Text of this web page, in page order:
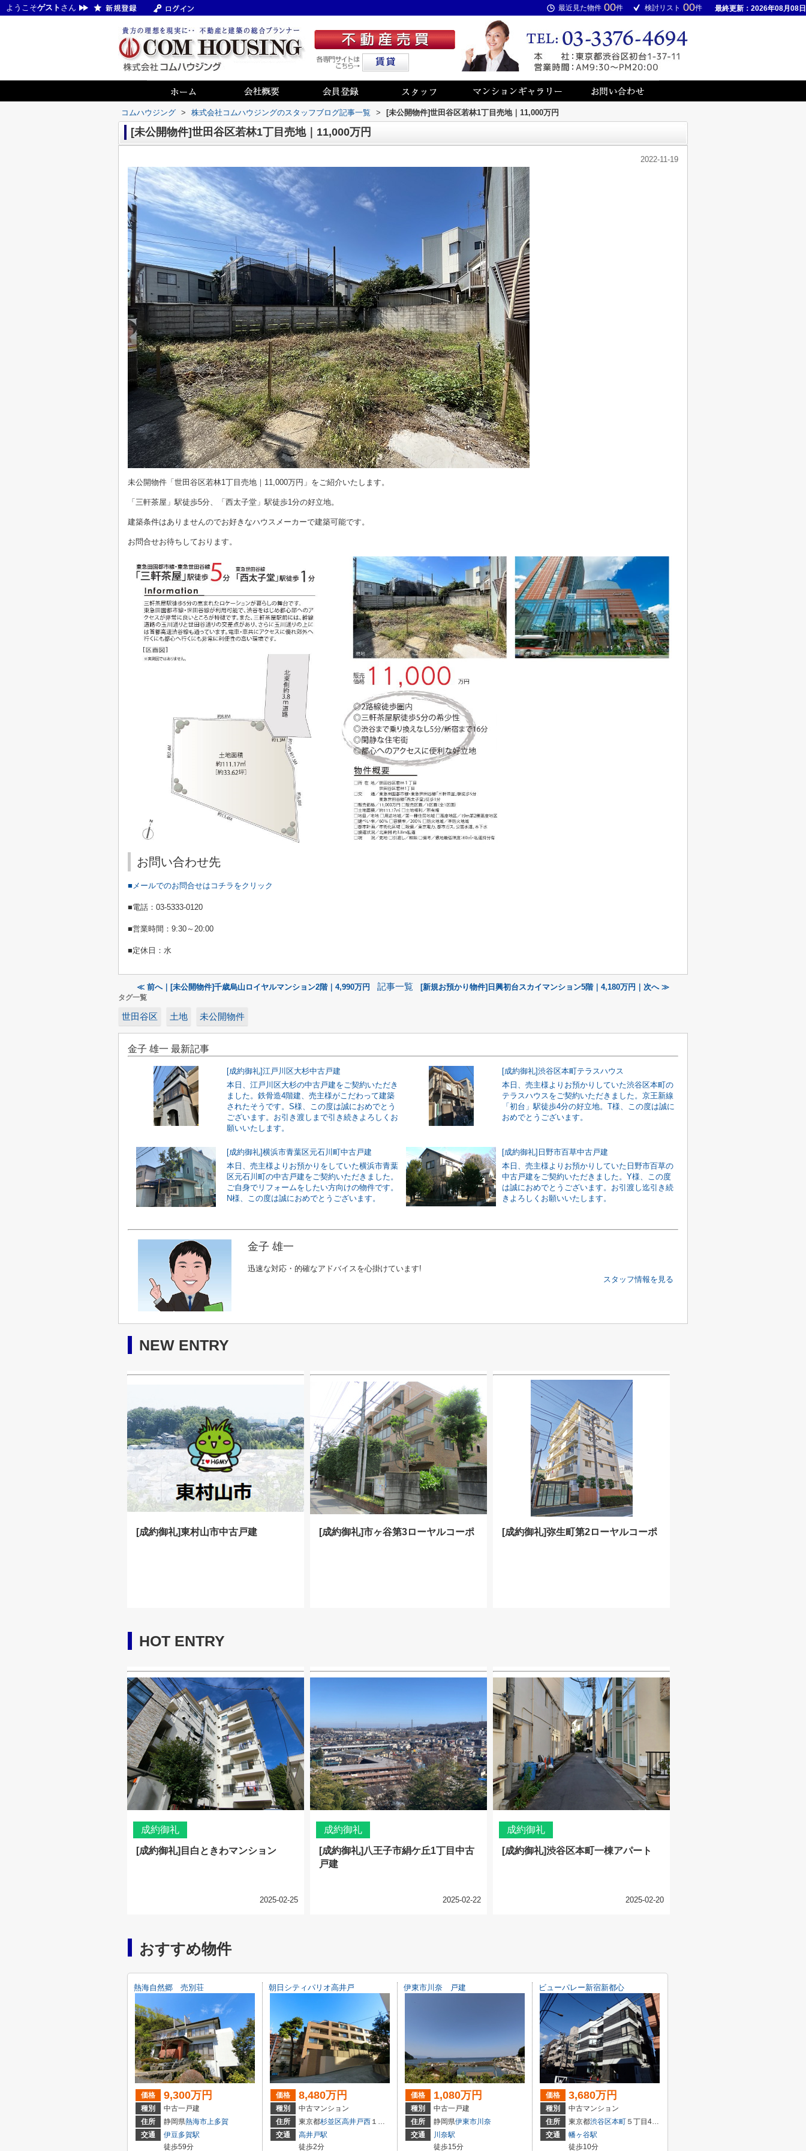
ようこそゲスト さん 最近見た物件 00件 検討リスト 00件 最終更新：2026年08月08日
コムハウジング > 株式会社コムハウジングのスタッフブログ記事一覧 > [未公開物件]世田谷区若林1丁目売地｜11,000万円
[未公開物件]世田谷区若林1丁目売地｜11,000万円
2022-11-19
未公開物件「世田谷区若林1丁目売地｜11,000万円」をご紹介いたします。
「三軒茶屋」駅徒歩5分、「西太子堂」駅徒歩1分の好立地。
建築条件はありませんのでお好きなハウスメーカーで建築可能です。
お問合せお待ちしております。
お問い合わせ先
■メールでのお問合せはコチラをクリック
■電話： 03-5333-0120
■営業時間： 9:30～ 20:00
■定休日：水
≪ 前へ｜[未公開物件]千歳烏山ロイヤルマンション2階｜4,990万円 記事一覧 [新規お預かり物件]日興初台スカイマンション5階｜4,180万円｜次へ ≫
タグ一覧
世田谷区 土地 未公開物件
金子 雄一 最新記事
[成約御礼]江戸川区大杉中古戸建
本日、江戸川区大杉の中古戸建をご契約いただき
ました。鉄骨造4階建、売主様がこだわって建築
されたそうです。S様、この度は誠におめでとう
ございます。お引き渡しまで引き続きよろしくお
願いいたします。
[成約御礼]渋谷区本町テラスハウス
本日、売主様よりお預かりしていた渋谷区本町の
テラスハウスをご契約いただきました。京王新線
「初台」駅徒歩4分の好立地。T様、この度は誠に
おめでとうございます。
[成約御礼]横浜市青葉区元石川町中古戸建
本日、売主様よりお預かりをしていた横浜市青葉
区元石川町の中古戸建をご契約いただきました。
ご自身でリフォームをしたい方向けの物件です。
N様、この度は誠におめでとうございます。
[成約御礼]日野市百草中古戸建
本日、売主様よりお預かりしていた日野市百草の
中古戸建をご契約いただきました。Y様、この度
は誠におめでとうございます。お引渡し迄引き続
きよろしくお願いいたします。
金子 雄一
迅速な対応・的確なアドバイスを心掛けています!
スタッフ情報を見る
NEW ENTRY
[成約御礼]東村山市中古戸建 [成約御礼]市ヶ谷第3ローヤルコーポ [成約御礼]弥生町第2ローヤルコーポ
HOT ENTRY
成約御礼
[成約御礼]目白ときわマンション
2025-02-25
成約御礼
[成約御礼]八王子市絹ケ丘1丁目中古
戸建
2025-02-22
成約御礼
[成約御礼]渋谷区本町一棟アパート
2025-02-20
おすすめ物件
熱海自然郷 売別荘
価格 9,300万円
種別
中古一戸建
住所
静岡県熱海市上多賀
交通
伊豆多賀駅
徒歩59分
朝日シティパリオ高井戸
価格 8,480万円
種別
中古マンション
住所
東京都杉並区高井戸西 １丁目27-18
交通
高井戸駅
徒歩2分
伊東市川奈 戸建
価格 1,080万円
種別
中古一戸建
住所
静岡県伊東市川奈
交通
川奈駅
徒歩15分
ビューパレー新宿新都心
価格 3,680万円
種別
中古マンション
住所
東京都渋谷区本町 ５丁目42-11
交通
幡ヶ谷駅
徒歩10分